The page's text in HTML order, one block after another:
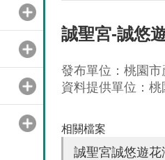
誠聖宮-誠悠
發布單位：桃園
資料提供單位：
相關檔案
誠聖宮誠悠遊